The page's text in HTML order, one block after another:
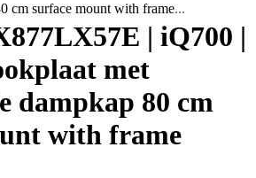
cm surface mount with frame
| iQ700 |
met
dampkap 80 cm
with frame